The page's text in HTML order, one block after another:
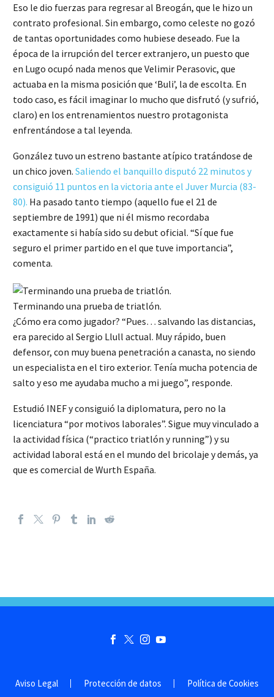
Eso le dio fuerzas para regresar al Breogán, que le hizo un
contrato profesional. Sin embargo, como celeste no gozó
de tantas oportunidades como hubiese deseado. Fue la
época de la irrupción del tercer extranjero, un puesto que
en Lugo ocupó nada menos que Velimir Perasovic, que
actuaba en la misma posición que ‘Buli’, la de escolta. En
todo caso, es fácil imaginar lo mucho que disfrutó (y sufrió,
claro) en los entrenamientos nuestro protagonista
enfrentándose a tal leyenda.
González tuvo un estreno bastante atípico tratándose de
un chico joven. Saliendo el banquillo disputó 22 minutos y
consiguió 11 puntos en la victoria ante el Juver Murcia (83-
80). Ha pasado tanto tiempo (aquello fue el 21 de
septiembre de 1991) que ni él mismo recordaba
exactamente si había sido su debut oficial. “Sí que fue
seguro el primer partido en el que tuve importancia”,
comenta.
Terminando una prueba de triatlón.
¿Cómo era como jugador? “Pues… salvando las distancias,
era parecido al Sergio Llull actual. Muy rápido, buen
defensor, con muy buena penetración a canasta, no siendo
un especialista en el tiro exterior. Tenía mucha potencia de
salto y eso me ayudaba mucho a mi juego”, responde.
Estudió INEF y consiguió la diplomatura, pero no la
licenciatura “por motivos laborales”. Sigue muy vinculado a
la actividad física (“practico triatlón y running”) y su
actividad laboral está en el mundo del bricolaje y demás, ya
que es comercial de Wurth España.
Aviso Legal Protección de datos Política de Cookies